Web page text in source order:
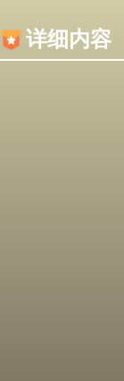
详细内容